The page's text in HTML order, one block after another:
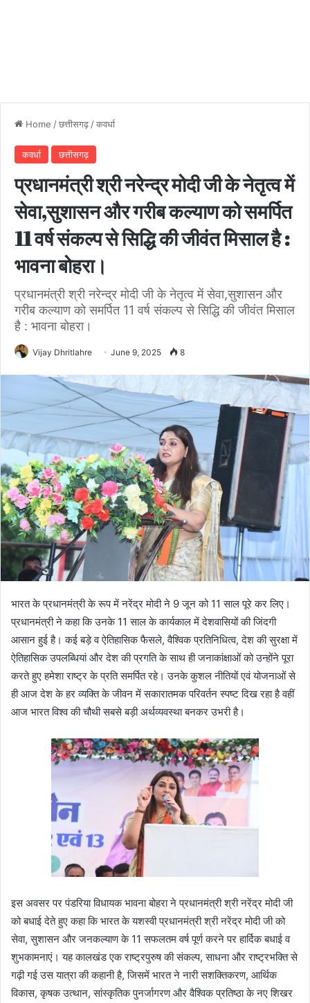
Home /छत्तीसगढ़ /कवर्धा
कवर्धा छत्तीसगढ़
प्रधानमंत्री श्री नरेन्द्र मोदी जी के नेतृत्व में
सेवा,सुशासन और गरीब कल्याण को समर्पित
11 वर्ष संकल्प से सिद्धि की जीवंत मिसाल है :
भावना बोहरा।
प्रधानमंत्री श्री नरेन्द्र मोदी जी के नेतृत्व में सेवा,सुशासन और
गरीब कल्याण को समर्पित 11 वर्ष संकल्प से सिद्धि की जीवंत मिसाल
है : भावना बोहरा।
Vijay Dhritlahre June 9, 2025 8
भारत के प्रधानमंत्री के रूप में नरेंद्र मोदी ने 9 जून को 11 साल पूरे कर लिए।
प्रधानमंत्री ने कहा कि उनके 11 साल के कार्यकाल में देशवासियों की जिंदगी
आसान हुई है। कई बड़े व ऐतिहासिक फैसले, वैश्विक प्रतिनिधित्व, देश की सुरक्षा में
ऐतिहासिक उपलब्धियां और देश की प्रगति के साथ ही जनाकांक्षाओं को उन्होंने पूरा
करते हुए हमेशा राष्ट्र के प्रति समर्पित रहे। उनके कुशल नीतियों एवं योजनाओं से
ही आज देश के हर व्यक्ति के जीवन में सकारातमक परिवर्तन स्पष्ट दिख रहा है वहीं
आज भारत विश्व की चौथी सबसे बड़ी अर्थव्यवस्था बनकर उभरी है।
इस अवसर पर पंडरिया विधायक भावना बोहरा ने प्रधानमंत्री श्री नरेंद्र मोदी जी
को बधाई देते हुए कहा कि भारत के यशस्वी प्रधानमंत्री श्री नरेंद्र मोदी जी को
सेवा, सुशासन और जनकल्याण के 11 सफलतम वर्ष पूर्ण करने पर हार्दिक बधाई व
शुभकामनाएं। यह कालखंड एक राष्ट्रपुरुष की संकल्प, साधना और राष्ट्रभक्ति से
गढ़ी गई उस यात्रा की कहानी है, जिसमें भारत ने नारी सशक्तिकरण, आर्थिक
विकास, कृषक उत्थान, सांस्कृतिक पुनर्जागरण और वैश्विक प्रतिष्ठा के नए शिखर